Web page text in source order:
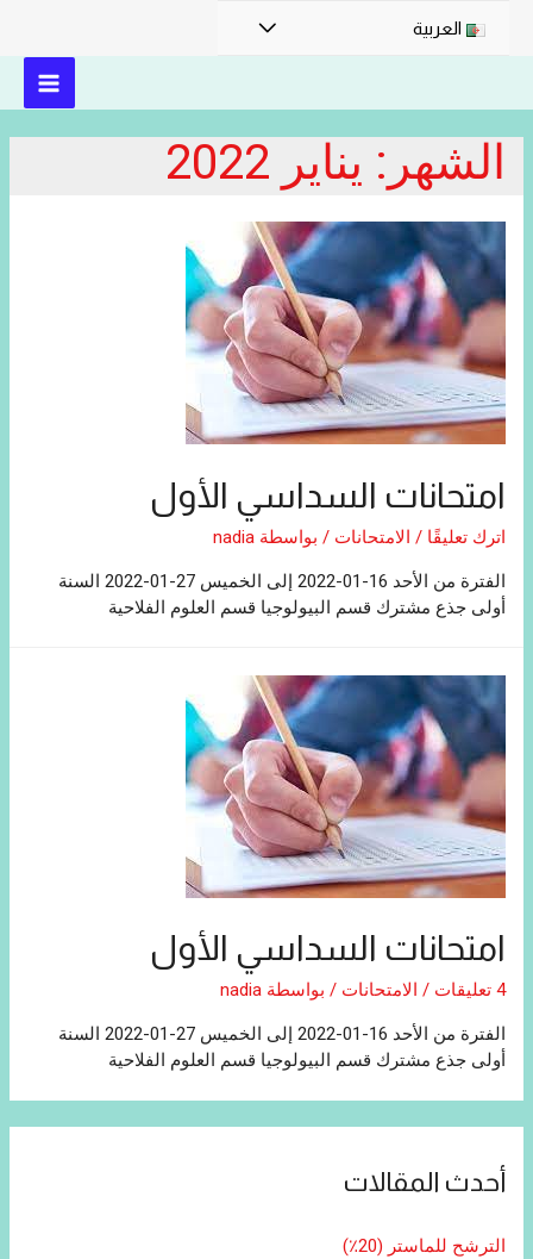
العربية القائمة
الشهر: يناير 2022
امتحانات السداسي الأول
اترك تعليقًا / الامتحانات / بواسطة nadia
الفترة من الأحد 16-01-2022 إلى الخميس 27-01-2022 السنة
أولى جذع مشترك قسم البيولوجيا قسم العلوم الفلاحية
امتحانات السداسي الأول
4 تعليقات / الامتحانات / بواسطة nadia
الفترة من الأحد 16-01-2022 إلى الخميس 27-01-2022 السنة
أولى جذع مشترك قسم البيولوجيا قسم العلوم الفلاحية
أحدث المقالات
الترشح للماستر (20٪)